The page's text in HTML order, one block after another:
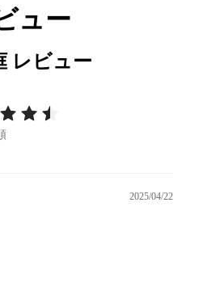
ュー
レビュー
2025/04/22